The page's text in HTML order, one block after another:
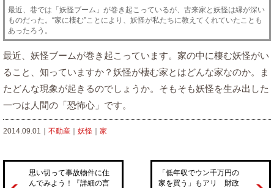
最近、巷では「妖怪ブーム」が巻き起こっているが、古来家と妖怪は縁が深い
ものだった。“家に棲む”ことにより、妖怪が私たちに教えてくれていたことも
あったろう。
最近、妖怪ブームが巻き起こっています。家の中に棲む妖怪がい
ること、知っていますか？妖怪が棲む家とはどんな家なのか。ま
たどんな現象が起きるのでしょうか。そもそも妖怪を生み出した
一つは人間の「恐怖心」です。
2014.09.01｜ 不動産 ｜ 妖怪 ｜ 家
思い切って事故物件に住
んでみよう！『詳細の言
「低年収でウン千万円の
家を買う」もアリ 財政